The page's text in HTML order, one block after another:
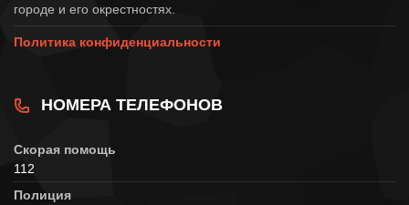
городе и его окрестностях.
Политика конфиденциальности
НОМЕРА ТЕЛЕФОНОВ
Скорая помощь
112
Полиция